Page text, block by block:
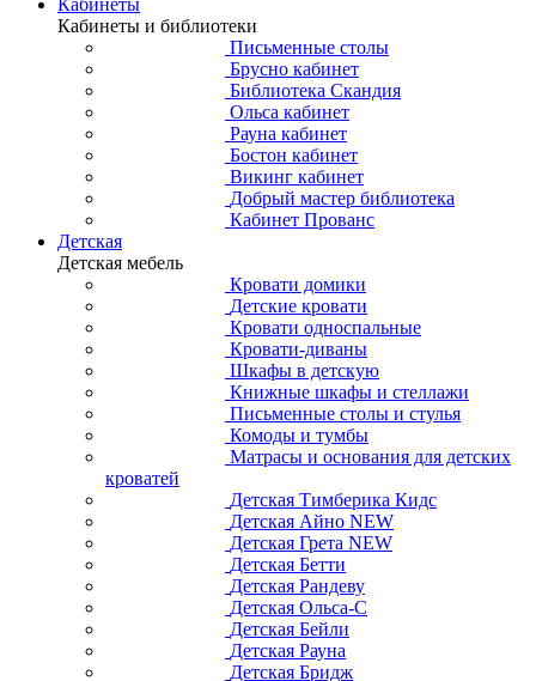
Кабинеты и библиотеки
Письменные столы
Брусно кабинет
Библиотека Скандия
Ольса кабинет
Рауна кабинет
Бостон кабинет
Викинг кабинет
Добрый мастер библиотека
Кабинет Прованс
Детская
Детская мебель
Кровати домики
Детские кровати
Кровати односпальные
Кровати-диваны
Шкафы в детскую
Книжные шкафы и стеллажи
Письменные столы и стулья
Комоды и тумбы
Матрасы и основания для детских
кроватей
Детская Тимберика Кидс
Детская Айно NEW
Детская Грета NEW
Детская Бетти
Детская Рандеву
Детская Ольса-С
Детская Бейли
Детская Рауна
Детская Бридж